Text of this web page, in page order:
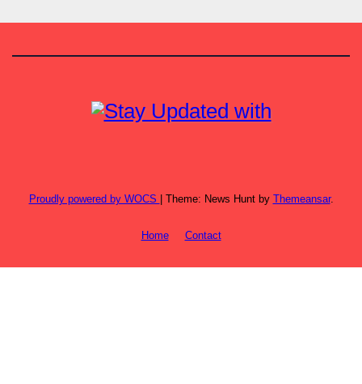
Proudly powered by WOCS | Theme: News Hunt by Themeansar.
Home Contact